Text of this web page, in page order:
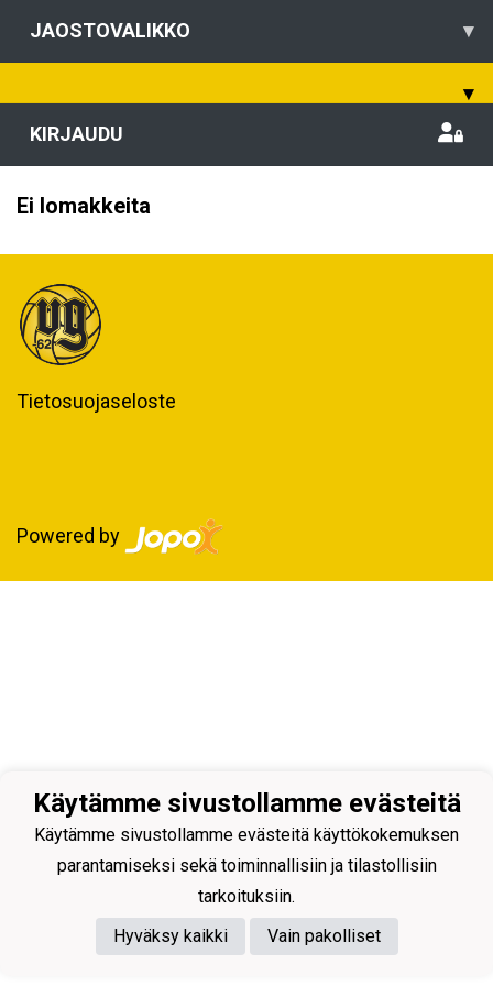
JAOSTOVALIKKO ▾
▾
KIRJAUDU
Ei lomakkeita
Tietosuojaseloste
Powered by
Käytämme sivustollamme evästeitä
Käytämme sivustollamme evästeitä käyttökokemuksen
parantamiseksi sekä toiminnallisiin ja tilastollisiin
tarkoituksiin.
Hyväksy kaikki
Vain pakolliset